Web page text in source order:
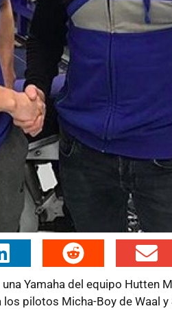
Yamaha del equipo Hutten
los pilotos Micha-Boy de Waal